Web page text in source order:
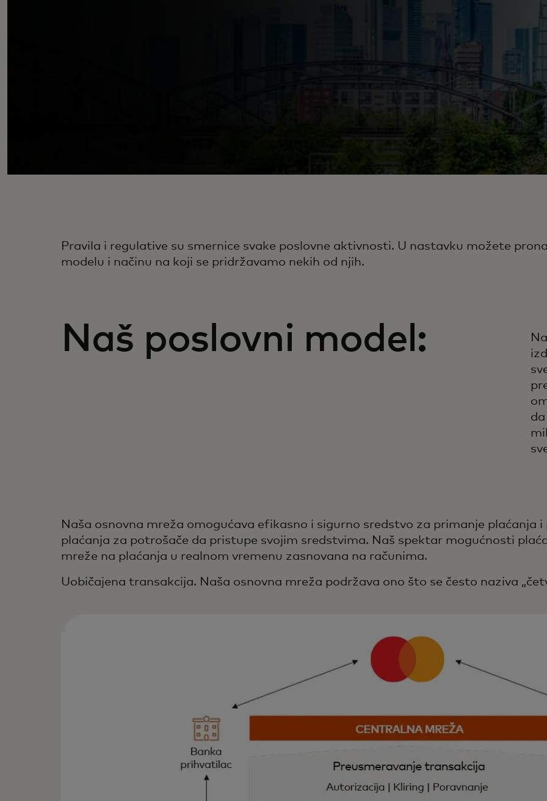
Pravila i regulative su smernice svake poslovne aktivnosti. U nastavku možete
modelu i načinu na koji se pridržavamo nekih od njih.
Naš poslovni model:
Naša osnovna mreža omogućava efikasno i sigurno sredstvo za primanje plaćanja
plaćanja za potrošače da pristupe svojim sredstvima. Naš spektar mogućnosti
mreže na plaćanja u realnom vremenu zasnovana na računima.
Uobičajena transakcija. Naša osnovna mreža podržava ono što se često naziva